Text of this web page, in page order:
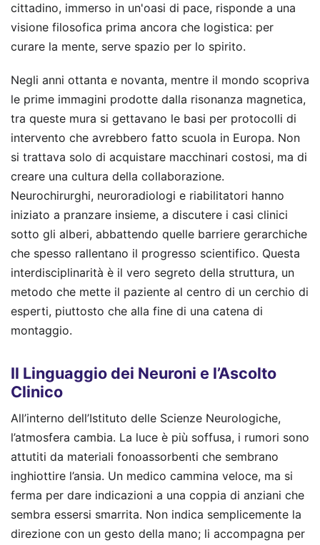
cittadino, immerso in un'oasi di pace, risponde a una
visione filosofica prima ancora che logistica: per
curare la mente, serve spazio per lo spirito.
Negli anni ottanta e novanta, mentre il mondo scopriva
le prime immagini prodotte dalla risonanza magnetica,
tra queste mura si gettavano le basi per protocolli di
intervento che avrebbero fatto scuola in Europa. Non
si trattava solo di acquistare macchinari costosi, ma di
creare una cultura della collaborazione.
Neurochirurghi, neuroradiologi e riabilitatori hanno
iniziato a pranzare insieme, a discutere i casi clinici
sotto gli alberi, abbattendo quelle barriere gerarchiche
che spesso rallentano il progresso scientifico. Questa
interdisciplinarità è il vero segreto della struttura, un
metodo che mette il paziente al centro di un cerchio di
esperti, piuttosto che alla fine di una catena di
montaggio.
Il Linguaggio dei Neuroni e l’Ascolto
Clinico
All’interno dell’Istituto delle Scienze Neurologiche,
l’atmosfera cambia. La luce è più soffusa, i rumori sono
attutiti da materiali fonoassorbenti che sembrano
inghiottire l’ansia. Un medico cammina veloce, ma si
ferma per dare indicazioni a una coppia di anziani che
sembra essersi smarrita. Non indica semplicemente la
direzione con un gesto della mano; li accompagna per